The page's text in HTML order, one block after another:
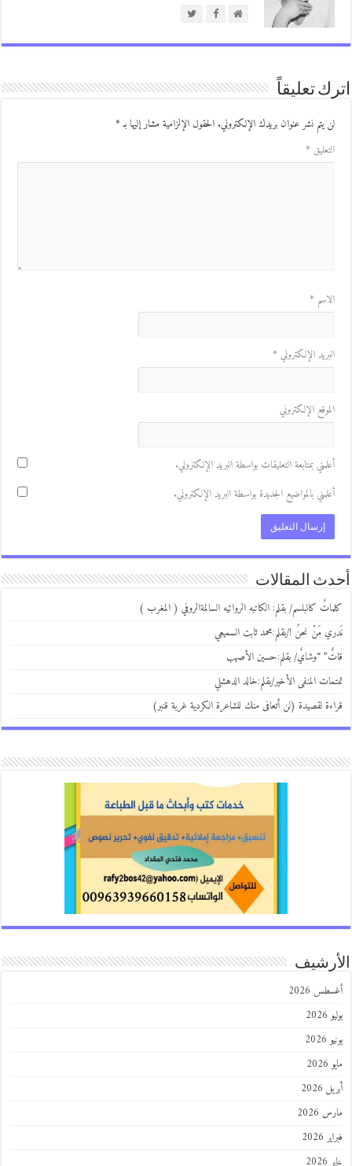
تعليقاً
يتم نشر عنوان بريدك الإلكتروني.الحقول الإلزامية مشار إليها بـ*
*
*
الإلكتروني*
الإلكتروني
بمتابعة التعليقات بواسطة البريد الإلكتروني.
بالمواضيع الجديدة بواسطة البريد الإلكتروني.
المقالات
كالبلسم/ بقلم: الكاتبه الروائيه السالمةالروفي ( المغرب )
مَنْ نحنُ !/بقلم:محمد ثابت السميعي
“وشايٌ/ بقلم:حسين الأصهب
المنفى الأخير/بقلم:خالد الدهشلي
لقصيدة (لن أتعافى منك للشاعرة الكردية غربة قنبر)
2026
2026